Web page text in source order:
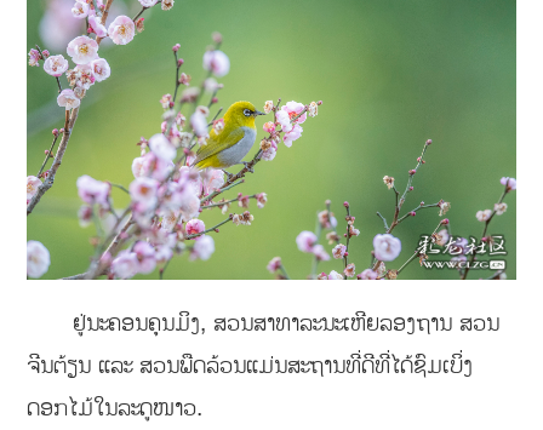
ຢູ່ນະຄອນຄຸນມິງ, ສວນສາທາລະນະເຫີຍລອງຖານ ສວນ
ຈີນຕ້ຽນ ແລະ ສວນພືດລ້ວນແມ່ນສະຖານທີ່ດີທີ່ໄດ້ຊົມເບິ່ງ
ດອກໄມ້ໃນລະດູໜາວ.